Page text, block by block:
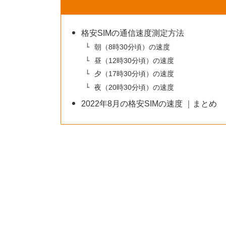
格安SIMの通信速度測定方法
朝（8時30分頃）の速度
昼（12時30分頃）の速度
夕（17時30分頃）の速度
夜（20時30分頃）の速度
2022年8月の格安SIMの速度 ｜まとめ